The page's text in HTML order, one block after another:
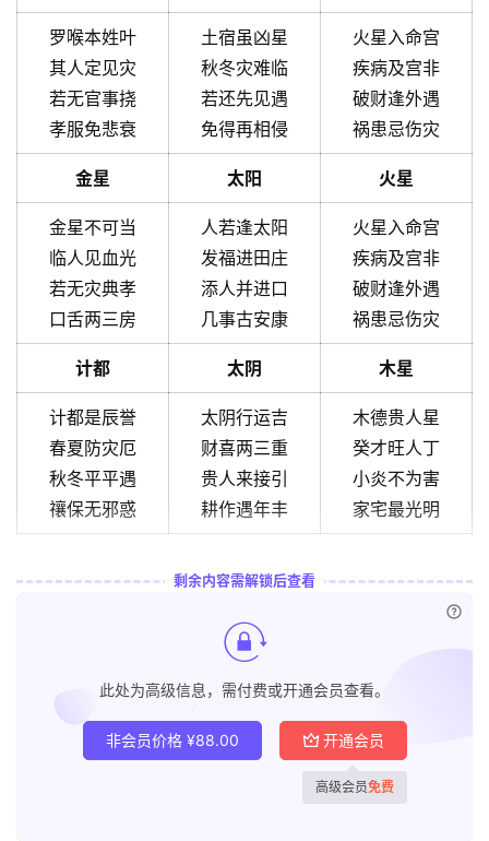
罗喉本姓叶
其人定见灾
若无官事挠
孝服免悲衰
土宿虽凶星
秋冬灾难临
若还先见遇
免得再相侵
火星入命宫
疾病及宫非
破财逢外遇
祸患忌伤灾
金星 太阳 火星
金星不可当
临人见血光
若无灾典孝
口舌两三房
人若逢太阳
发福进田庄
添人并进口
几事古安康
火星入命宫
疾病及宫非
破财逢外遇
祸患忌伤灾
计都 太阴 木星
计都是辰誉
春夏防灾厄
秋冬平平遇
禳保无邪惑
太阴行运吉
财喜两三重
贵人来接引
耕作遇年丰
木德贵人星
癸才旺人丁
小炎不为害
家宅最光明
剩余内容需解锁后查看
此处为高级信息，需付费或开通会员查看。
非会员价格 ¥88.00 开通会员
高级会员免费